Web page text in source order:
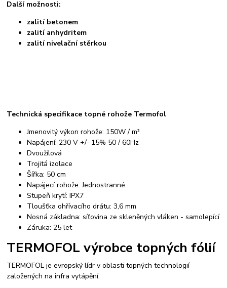
Další možnosti:
zalití betonem
zalití anhydritem
zalití nivelační stěrkou
Technická specifikace topné rohože Termofol
Jmenovitý výkon rohože: 150W / m²
Napájení: 230 V +/- 15% 50 / 60Hz
Dvoužílová
Trojitá izolace
Šířka: 50 cm
Napájecí rohože: Jednostranné
Stupeň krytí: IPX7
Tloušťka ohřívacího drátu: 3,6 mm
Nosná základna: síťovina ze skleněných vláken - samolepící
Záruka: 25 let
TERMOFOL výrobce topných fólií
TERMOFOL je evropský lídr v oblasti topných technologií
založených na infra vytápění.